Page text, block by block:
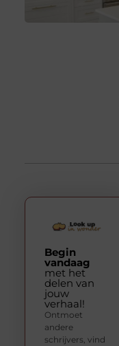
Begin
vandaag
met het
delen van
jouw
verhaal!
Ontmoet
andere
schrijvers, vind